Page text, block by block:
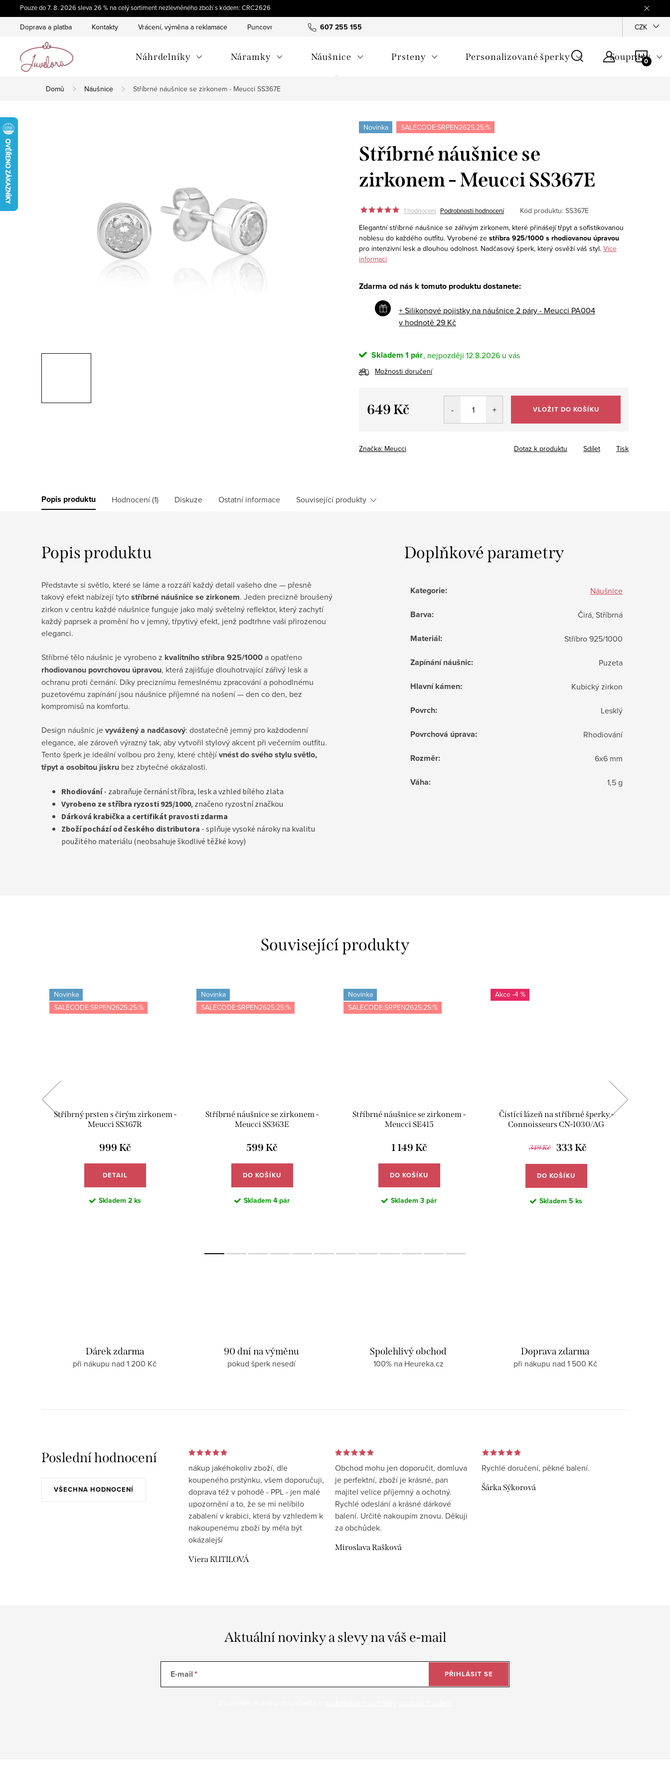
na
Pouze do 7. 8. 2026 sleva 26 % na celý sortiment nezlevněného zboží s kódem: CRC2626
607 255 155
Doprava a platba Kontakty Vrácení, výměna a reklamace Puncovní značky Hodnocení obchodu Jak
CZK
Náhrdelníky Náramky Náušnice Prsteny Personalizované šperky Soupravy
Domů Náušnice Stříbrné náušnice se zirkonem - Meucci SS367E
Novinka SALECODE:SRPEN2625:25:%
Stříbrné náušnice se
zirkonem - Meucci SS367E
1 hodnocení Podrobnosti hodnocení Kód produktu: SS367E
Elegantní stříbrné náušnice se zářivým zirkonem, které přinášejí třpyt a sofistikovanou
noblesu do každého outfitu. Vyrobené ze stříbra 925/1000 s rhodiovanou úpravou
pro intenzivní lesk a dlouhou odolnost. Nadčasový šperk, který osvěží váš styl. Více
informací
Zdarma od nás k tomuto produktu dostanete:
+ Silikonové pojistky na náušnice 2 páry - Meucci PA004
v hodnotě 29 Kč
Skladem 1 pár 12.8.2026
Možnosti doručení
649 Kč VLOŽIT DO KOŠÍKU
Značka: Meucci Tisk
Dotaz k produktu Sdílet
Popis produktu Hodnocení (1) Diskuze Ostatní informace Související produkty
Popis produktu
Představte si světlo, které se láme a rozzáří každý detail vašeho dne — přesně
takový efekt nabízejí tytostříbrné náušnice se zirkonem. Jeden precizně broušený
zirkon v centru každé náušnice funguje jako malý světelný reflektor, který zachytí
každý paprsek a promění ho v jemný, třpytivý efekt, jenž podtrhne vaši přirozenou
eleganci.
Stříbrné tělo náušnic je vyrobeno z kvalitního stříbra 925/1000a opatřeno
rhodiovanou povrchovou úpravou, která zajišťuje dlouhotrvající zářivý lesk a
ochranu proti černání. Díky preciznímu řemeslnému zpracování a pohodlnému
puzetovému zapínání jsou náušnice příjemné na nošení — den co den, bez
kompromisů na komfortu.
Design náušnic jevyvážený a nadčasový: dostatečně jemný pro každodenní
elegance, ale zároveň výrazný tak, aby vytvořil stylový akcent při večerním outfitu.
Tento šperk je ideální volbou pro ženy, které chtějívnést do svého stylu světlo,
třpyt a osobitou jiskru bez zbytečné okázalosti.
Rhodiování- zabraňuje černání stříbra, lesk a vzhled bílého zlata
Vyrobeno ze stříbra ryzosti 925/1000, značeno ryzostní značkou
Dárková krabička a certifikát pravostizdarma
Zboží pochází od českého distributora - splňuje vysoké nároky na kvalitu
použitého materiálu (neobsahuje škodlivé těžké kovy)
Doplňkové parametry
Kategorie: Náušnice
Barva: Čirá, Stříbrná
Materiál: Stříbro 925/1000
Zapínání náušnic: Puzeta
Hlavní kámen: Kubický zirkon
Povrch: Lesklý
Povrchová úprava: Rhodiování
Rozměr: 6x6 mm
Váha: 1,5 g
Související produkty
Novinka
SALECODE:SRPEN2625:25:%
Stříbrný prsten s čirým zirkonem -
Meucci SS367R
999 Kč
DETAIL
Skladem 2 ks
Novinka
SALECODE:SRPEN2625:25:%
Stříbrné náušnice se zirkonem -
Meucci SS363E
599 Kč
DO KOŠÍKU
Skladem 4 pár
Novinka
SALECODE:SRPEN2625:25:%
Stříbrné náušnice se zirkonem -
Meucci SE415
1 149 Kč
DO KOŠÍKU
Skladem 3 pár
-4 %
Čistící lázeň na stříbrné šperky -
Connoisseurs CN-1030/AG
349 Kč 333 Kč
DO KOŠÍKU
Skladem 5 ks
Dárek zdarma
při nákupu nad 1 200 Kč
90 dní na výměnu
pokud šperk nesedí
Spolehlivý obchod
100% na Heureka.cz
Doprava zdarma
při nákupu nad 1 500 Kč
Poslední hodnocení
VŠECHNA HODNOCENÍ
nákup jakéhokoliv zboží, dle
koupeného prstýnku, všem doporučuji,
doprava též v pohodě - PPL - jen malé
upozornění a to, že se mi nelíbilo
zabalení v krabici, která by vzhledem k
nakoupenému zboží by měla být
okázalejší
Viera KUTILOVÁ
Obchod mohu jen doporučit, domluva
je perfektní, zboží je krásné, pan
majitel velice příjemný a ochotný.
Rychlé odeslání a krásné dárkové
balení. Určitě nakoupím znovu. Děkuji
za obchůdek.
Miroslava Rašková
Rychlé doručení, pěkné balení.
Šárka Sýkorová
Aktuální novinky a slevy na váš e-mail
E-mail PŘIHLÁSIT SE